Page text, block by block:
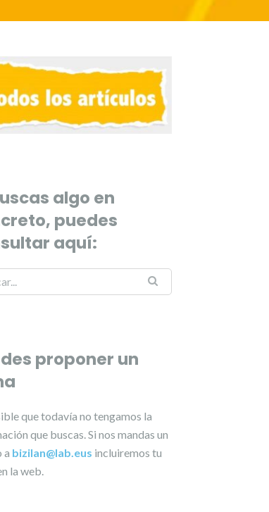
algo en
puedes
aquí:
proponer un
que todavía no tengamos la
que buscas. Si nos mandas un
a bizilan@lab.eus incluiremos tu
la web.